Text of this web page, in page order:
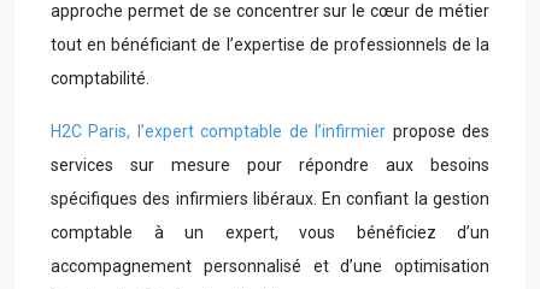
approche permet de se concentrer sur le cœur de métier
tout en bénéficiant de l’expertise de professionnels de la
comptabilité.
H2C Paris, l’expert comptable de l’infirmier propose des
services sur mesure pour répondre aux besoins
spécifiques des infirmiers libéraux. En confiant la gestion
comptable à un expert, vous bénéficiez d’un
accompagnement personnalisé et d’une optimisation